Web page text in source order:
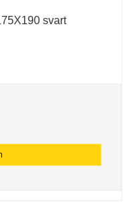
svart